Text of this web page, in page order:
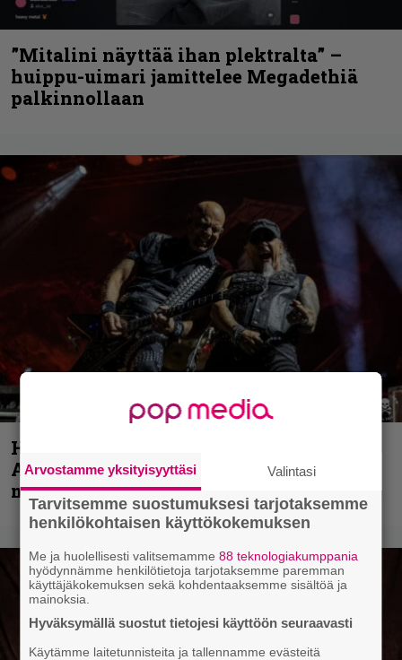
”Mitalini näyttää ihan plektralta” –
huippu-uimari jamittelee Megadethiä
palkinnollaan
Hellsinki Metal Festival kuvina, osa 1 –
Accept, Carcass, Black Label Society ja
muita avauspäivän esiintyjiä
Arvostamme yksityisyyttäsi Valintasi
Tarvitsemme suostumuksesi tarjotaksemme
henkilökohtaisen käyttökokemuksen
Me ja huolellisesti valitsemamme88 teknologiakumppania
hyödynnämme henkilötietoja tarjotaksemme paremman
käyttäjäkokemuksen sekä kohdentaaksemme sisältöä ja
mainoksia.
Hyväksymällä suostut tietojesi käyttöön seuraavasti
Käytämme laitetunnisteita ja tallennamme evästeitä